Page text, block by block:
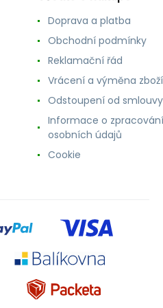
Doprava a platba
Obchodní podmínky
Reklamační řád
Vrácení a výměna zboží
Odstoupení od smlouvy
Informace o zpracování
osobních údajů
Cookie